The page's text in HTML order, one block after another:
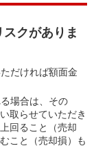
クがありま
だければ額面金
場合は、その
取らせていただき
回ること（売却
こと（売却損）も